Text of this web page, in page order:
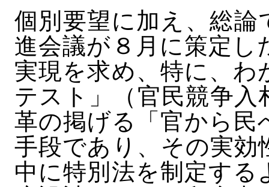
個別要望に加え、総論
進会議が８月に策定し
実現を求め、特に、わ
テスト」（官民競争
革の掲げる「官から民
手段であり、その実効
中に特別法を制定す